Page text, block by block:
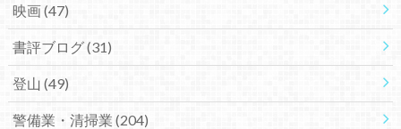
映画(47)
書評ブログ(31)
登山 (49)
警備業・清掃業 (204)